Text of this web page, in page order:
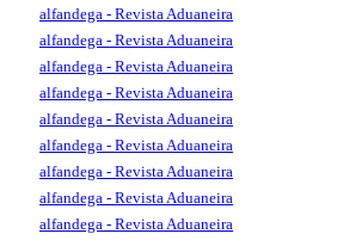
alfandega - Revista Aduaneira
alfandega - Revista Aduaneira
alfandega - Revista Aduaneira
alfandega - Revista Aduaneira
alfandega - Revista Aduaneira
alfandega - Revista Aduaneira
alfandega - Revista Aduaneira
alfandega - Revista Aduaneira
alfandega - Revista Aduaneira